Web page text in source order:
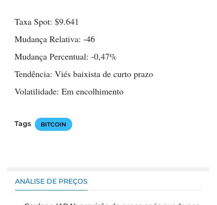
Taxa Spot: $9.641
Mudança Relativa: -46
Mudança Percentual: -0,47%
Tendência: Viés baixista de curto prazo
Volatilidade: Em encolhimento
Tags BITCOIN
ANÁLISE DE PREÇOS